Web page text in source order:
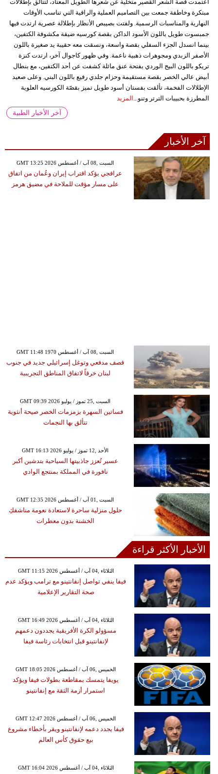
اعتمدت قصة الشعر القصير متخلية عن شعرها الطويل المعتاد، لتتألق بإطلالات
مبتكرة وخاطفة جمعت بين التصاميم العملية والراقية التي تناسب الأوقات
النهارية والمناسبات الرسمية. ولفتت بصيبص الأنظار بإطلالة عصرية ارتدت فيها
جمبسوت طويل باللون الأسود الداكن بقصة كورسيه ضيقة مكشوفة الكتفين،
بينما انسدل الجزء السفلي بقصة واسعة، ونسقت معه حقيبة يد صغيرة باللون
الأصفر الزبدي ومجوهرات ذهبية ناعمة. وفي ظهور كاجوال آخر، ارتدت كنزة
تريكو باللون البيج الوردي بفتحة عنق مائلة كشفت عن أحد الكتفين، مع بنطال
أبيض عالي الخصر بقصة مستقيمة وحزام جلدي رفيع باللون البني. وعلى صعيد
الإطلالات الفخمة، تألقت بفستان أسود طويل تميز بقصّة الكورسيه العلوية
المطرزة بحبيبات الترتر وتنو... المزيد
آخر الأخبار الطبية
آخر الأخبار
GMT 13:25 2026 السبت ,08 آب / أغسطس
عراقجي يؤكد اقتراب إيران وعُمان من اتفاق
على مسار مؤقت للملاحة في مضيق هرمز
GMT 11:48 1970 السبت ,08 آب / أغسطس
قصف مدفعي وتوغل إسرائيلي جديد في جنوب
لبنان خرقاً لاتفاق المناطق التجريبية
GMT 09:39 2026 السبت ,25 تموز / يوليو
فساتين السهرة بزمزمات الخصر صيحة أنثوية
تتألق بها النجمات
GMT 16:13 2026 الأحد ,12 تموز / يوليو
عسير تُعزز جاذبيتها السياحية بتدشين أكبر
نافورة في المملكة بمنتجع الوادي
GMT 12:35 2026 السبت ,01 آب / أغسطس
حلول منزلية ساحرة لاستعادة نعومة مناشفكِ
الخشنة بدون معطرات
الأخبار الأكثر قراءة
GMT 11:15 2026 الثلاثاء ,04 آب / أغسطس
فيفا ينفي تواصل إنفانتينو مع ترامب ويؤكد عدم
صحة التقارير الإعلامية
GMT 16:49 2026 الثلاثاء ,04 آب / أغسطس
مسؤولو الكرة الأفريقية يجددون دعمهم
لإنفانتينو قبل انتخابات رئاسة فيفا
GMT 18:05 2026 الخميس ,06 آب / أغسطس
يويفا يتمسك بمقاطعة بطولات فيفا ويؤكد
استمرار أزمة الثقة مع إنفانتينو
GMT 12:47 2026 الخميس ,06 آب / أغسطس
فيفا يجدد دعمه لإنفانتينو ويقر بأخطاء مشروع
بيع حقوق كأس العالم
GMT 16:04 2026 الثلاثاء ,04 آب / أغسطس